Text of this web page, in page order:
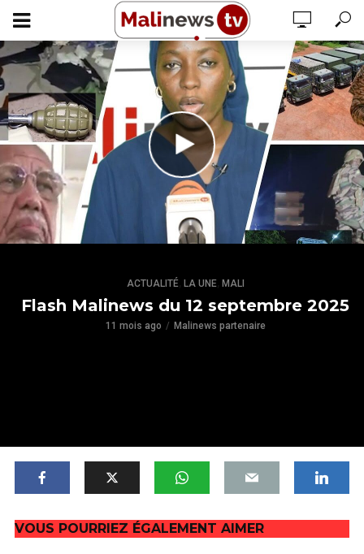
ACTUALITÉ, LA UNE, MALI
Flash Malinews du 12 septembre 2025
11 mois ago Malinews partenaire
VOUS POURRIEZ ÉGALEMENT AIMER